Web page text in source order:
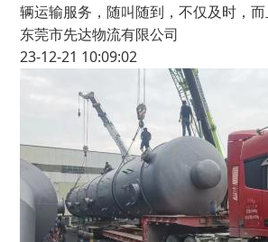
辆运输服务，随叫随到，不仅及时，
东莞市先达物流有限公司
23-12-21 10:09:02